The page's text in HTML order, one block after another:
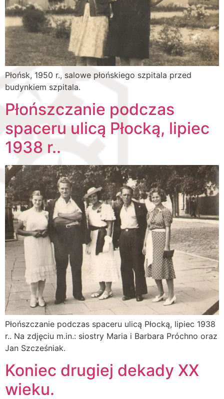
Płońsk, 1950 r., salowe płońskiego szpitala przed
budynkiem szpitala.
Płońszczanie podczas
spaceru ulicą Płocką, lipiec
1938 r..
Płońszczanie podczas spaceru ulicą Płocką, lipiec 1938
r.. Na zdjęciu m.in.: siostry Maria i Barbara Próchno oraz
Jan Szcześniak.
Koniec drugiej dekady XX
wieku.